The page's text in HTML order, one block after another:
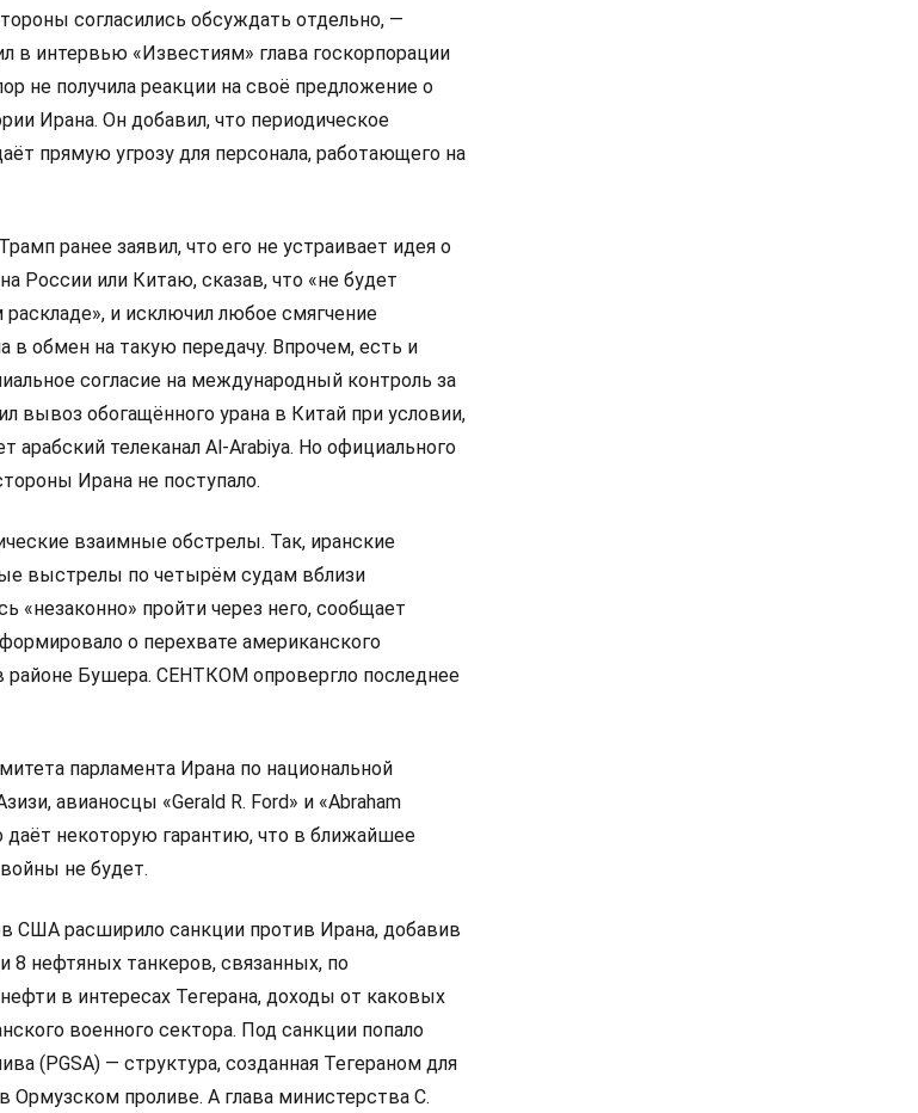
согласились обсуждать отдельно, —
в интервью «Известиям» глава госкорпорации
не получила реакции на своё предложение о
Ирана. Он добавил, что периодическое
прямую угрозу для персонала, работающего на
ранее заявил, что его не устраивает идея о
России или Китаю, сказав, что «не будет
и исключил любое смягчение
в обмен на такую передачу. Впрочем, есть и
согласие на международный контроль за
вывоз обогащённого урана в Китай при условии,
телеканал Al-Arabiya. Но официального
Ирана не поступало.
взаимные обстрелы. Так, иранские
выстрелы по четырём судам вблизи
«незаконно» пройти через него, сообщает
о перехвате американского
районе Бушера. СЕНТКОМ опровергло последнее
парламента Ирана по национальной
авианосцы «Gerald R. Ford» и «Abraham
даёт некоторую гарантию, что в ближайшее
не будет.
США расширило санкции против Ирана, добавив
8 нефтяных танкеров, связанных, по
в интересах Тегерана, доходы от каковых
военного сектора. Под санкции попало
(PGSA) — структура, созданная Тегераном для
Ормузском проливе. А глава министерства С.